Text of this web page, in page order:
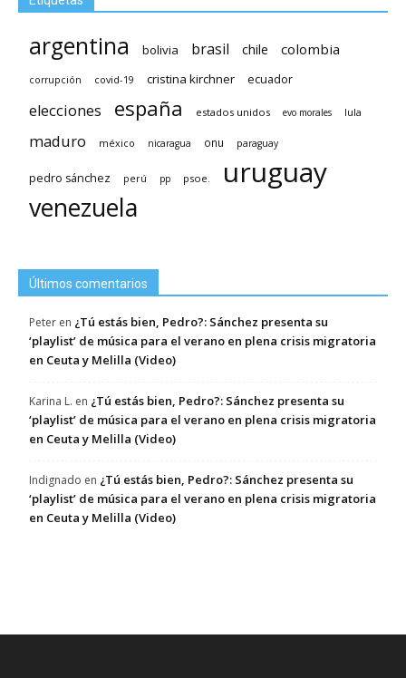
argentina bolivia brasil chile colombia
corrupción covid-19 cristina kirchner ecuador
elecciones españa estados unidos evo morales lula
maduro méxico nicaragua onu paraguay
pedro sánchez perú pp psoe. uruguay
venezuela
Últimos comentarios
Peter en ¿Tú estás bien, Pedro?: Sánchez presenta su
‘playlist’ de música para el verano en plena crisis migratoria
en Ceuta y Melilla (Video)
Karina L. en ¿Tú estás bien, Pedro?: Sánchez presenta su
‘playlist’ de música para el verano en plena crisis migratoria
en Ceuta y Melilla (Video)
Indignado en ¿Tú estás bien, Pedro?: Sánchez presenta su
‘playlist’ de música para el verano en plena crisis migratoria
en Ceuta y Melilla (Video)